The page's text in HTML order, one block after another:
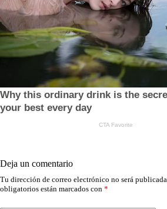
Deja un comentario
Tu dirección de correo electrónico no será publicada.
obligatorios están marcados con *